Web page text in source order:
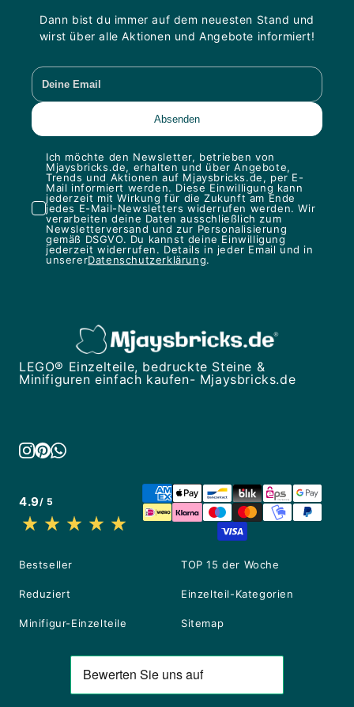
Dann bist du immer auf dem neuesten Stand und
wirst über alle Aktionen und Angebote informiert!
Ich möchte den Newsletter, betrieben von
Mjaysbricks.de, erhalten und über Angebote,
Trends und Aktionen auf Mjaysbricks.de, per E-
Mail informiert werden. Diese Einwilligung kann
jederzeit mit Wirkung für die Zukunft am Ende
jedes E-Mail-Newsletters widerrufen werden. Wir
verarbeiten deine Daten ausschließlich zum
Newsletterversand und zur Personalisierung
gemäß DSGVO. Du kannst deine Einwilligung
jederzeit widerrufen. Details in jeder Email und in
unsererDatenschutzerklärung.
LEGO® Einzelteile, bedruckte Steine &
Minifiguren einfach kaufen- Mjaysbricks.de
4.9/ 5
Bestseller TOP 15 der Woche
Reduziert Einzelteil-Kategorien
Minifigur-Einzelteile Sitemap